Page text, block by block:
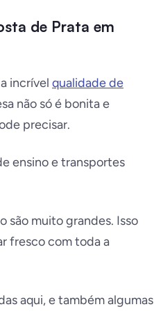
de Prata em
incrível qualidade de
não só é bonita e
precisar.
ensino e transportes
são muito grandes. Isso
fresco com toda a
aqui, e também algumas